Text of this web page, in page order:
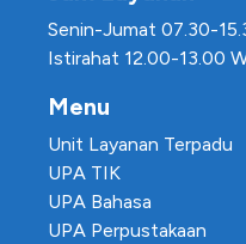
Senin-Jumat 07.30-
Istirahat 12.00-13.00
Menu
Unit Layanan Terpadu
UPA TIK
UPA Bahasa
UPA Perpustakaan